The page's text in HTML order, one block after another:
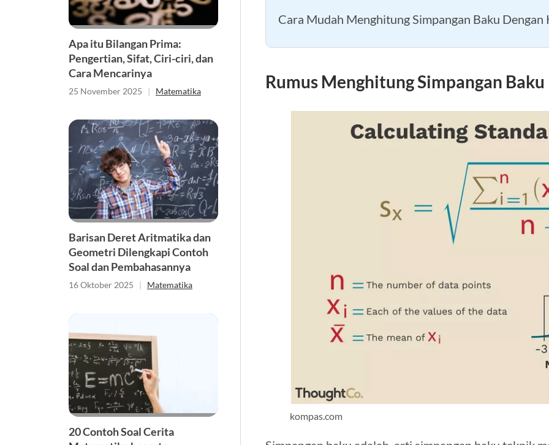
Apa itu Bilangan Prima:
Pengertian, Sifat, Ciri-ciri, dan
Cara Mencarinya
25 November 2025 | Matematika
Barisan Deret Aritmatika dan
Geometri Dilengkapi Contoh
Soal dan Pembahasannya
16 Oktober 2025 | Matematika
20 Contoh Soal Cerita
Cara Mudah Menghitung Simpangan Baku
Rumus Menghitung Simpangan Baku
kompas.com